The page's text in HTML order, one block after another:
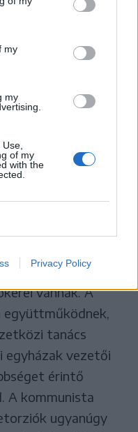
my
my
of my
with the
Privacy Policy
a különböző
hit- és
az együttlétnek
Ez nálunk
más részein,
évszázadokig
vannak. A
tanács
egyházak vezetői
érintő
A kommunista
ugyanúgy